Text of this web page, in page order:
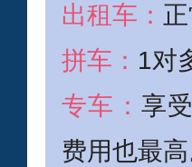
出租车：
拼车： 1对
专车： 享
费用也最高